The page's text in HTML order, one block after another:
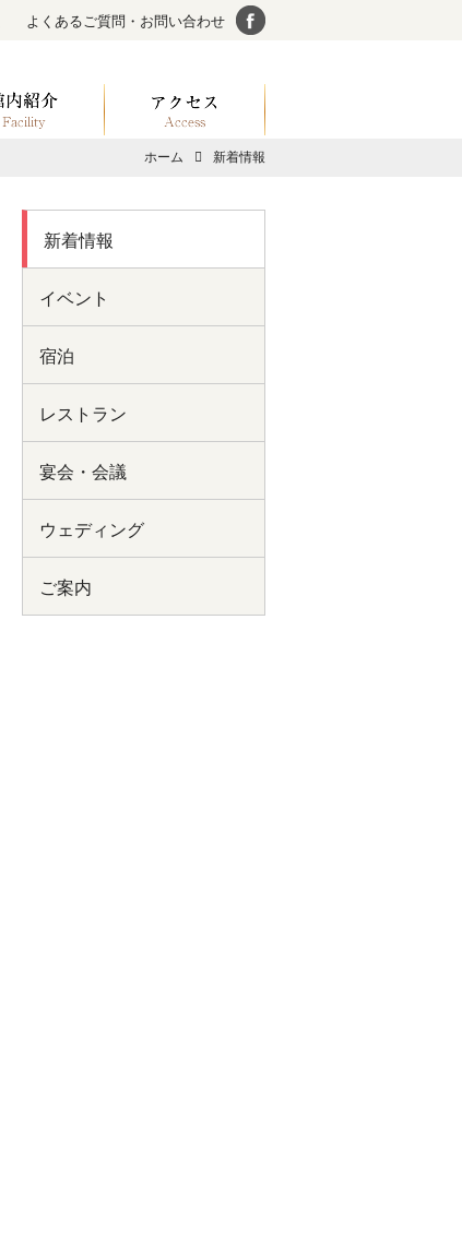
よくあるご質問・お問い合わせ
ホーム 新着情報
新着情報
イベント
宿泊
レストラン
宴会・会議
ウェディング
ご案内